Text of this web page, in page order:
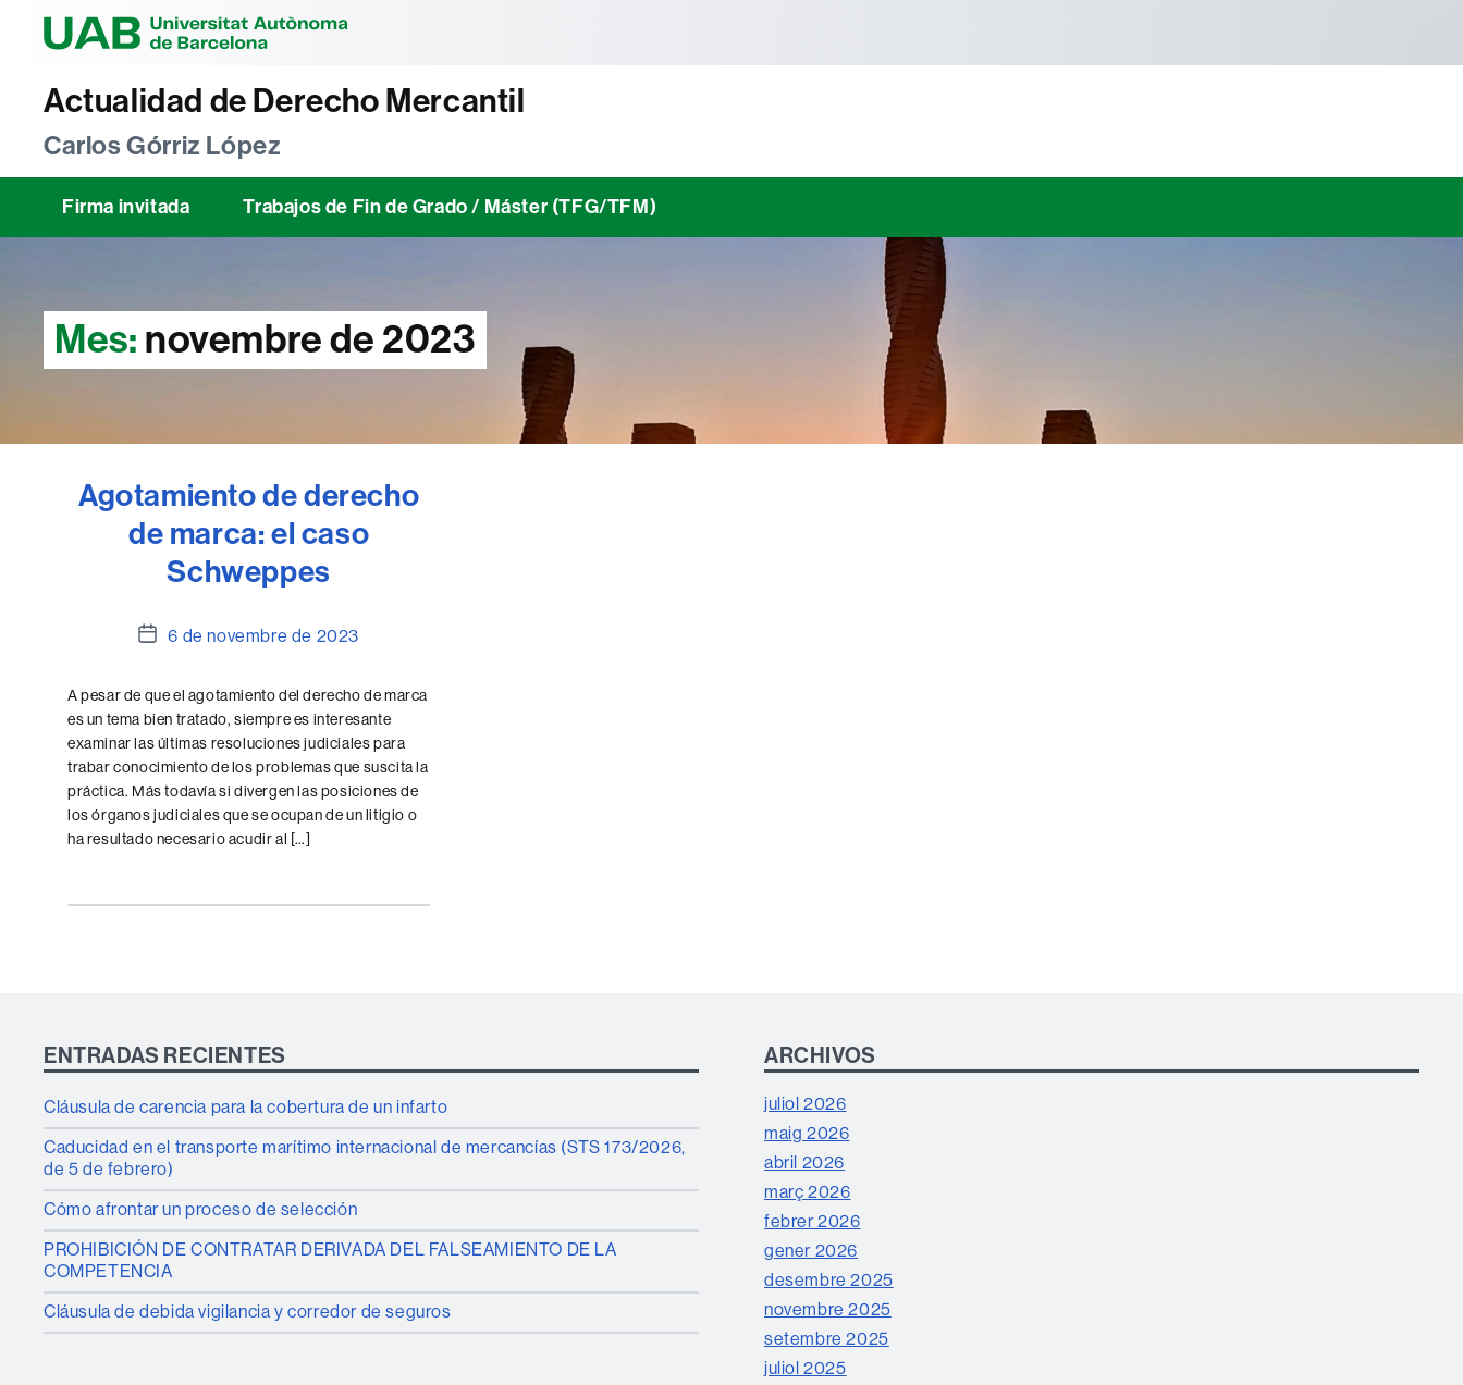
Actualidad de Derecho Mercantil
Carlos Górriz López
Firma invitada Trabajos de Fin de Grado / Máster (TFG/TFM)
Mes: novembre de 2023
Agotamiento de derecho
de marca: el caso
Schweppes
Data
l'entrada
6 de novembre de 2023
A pesar de que el agotamiento del derecho de marca
es un tema bien tratado, siempre es interesante
examinar las últimas resoluciones judiciales para
trabar conocimiento de los problemas que suscita la
práctica. Más todavía si divergen las posiciones de
los órganos judiciales que se ocupan de un litigio o
ha resultado necesario acudir al […]
ENTRADAS RECIENTES
Cláusula de carencia para la cobertura de un infarto
Caducidad en el transporte marítimo internacional de mercancías (STS 173/2026,
de 5 de febrero)
Cómo afrontar un proceso de selección
PROHIBICIÓN DE CONTRATAR DERIVADA DEL FALSEAMIENTO DE LA
COMPETENCIA
Cláusula de debida vigilancia y corredor de seguros
ARCHIVOS
juliol 2026
maig 2026
abril 2026
març 2026
febrer 2026
gener 2026
desembre 2025
novembre 2025
setembre 2025
juliol 2025